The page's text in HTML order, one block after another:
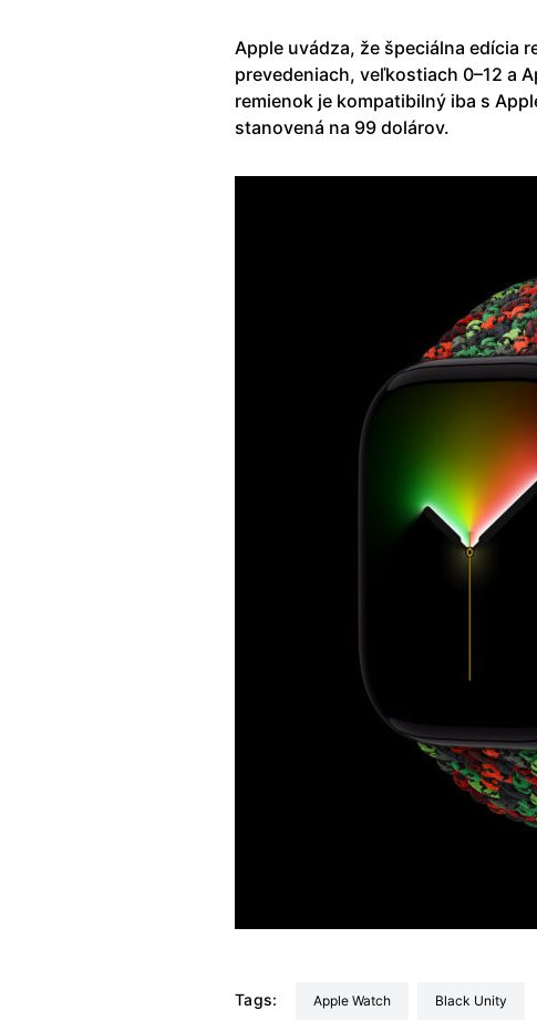
Apple uvádza, že špeciálna edícia
prevedeniach, veľkostiach 0–12 a
remienok je kompatibilný iba s
stanovená na 99 dolárov.
Tags: Apple Watch Black Unity